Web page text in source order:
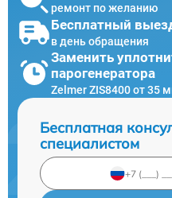
ремонт по желанию
Бесплатный
в день обращения
Заменить
парогенератора
Zelmer ZIS8400 от 35
Бесплатная
специалистом